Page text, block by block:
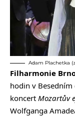
Adam Plachetka
Filharmonie
hodin v
koncert Mozartův
Wolfganga